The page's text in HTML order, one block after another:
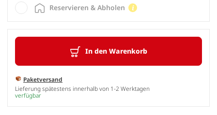
In den Warenkorb
Paketversand
Lieferung spätestens innerhalb von 1-2 Werktagen
verfügbar
Reservieren & Abholen